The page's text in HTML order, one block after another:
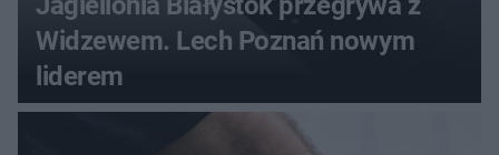
Widzewem. Lech Poznań nowym
liderem